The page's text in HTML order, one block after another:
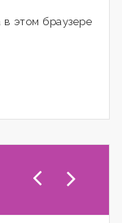
этом браузере